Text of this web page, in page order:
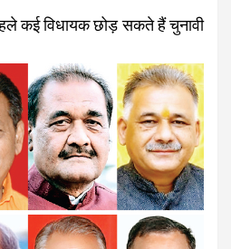
कई विधायक छोड़ सकते हैं चुनावी